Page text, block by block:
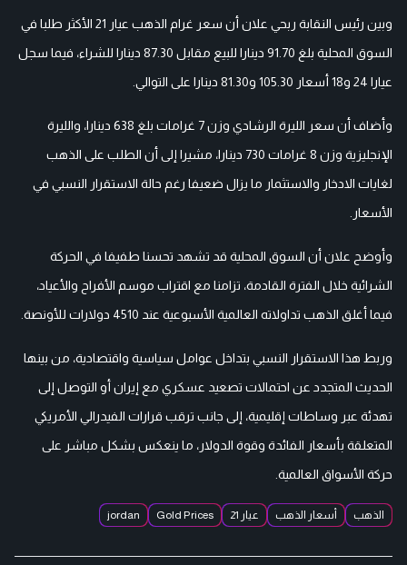
وبين رئيس النقابة ربحي علان أن سعر غرام الذهب عيار 21 الأكثر طلبا في
السوق المحلية بلغ 91.70 دينارا للبيع مقابل 87.30 دينارا للشراء، فيما سجل
عيارا 24 و18 أسعار 105.30 و81.30 دينارا على التوالي.
وأضاف أن سعر الليرة الرشادي وزن 7 غرامات بلغ 638 دينارا، والليرة
الإنجليزية وزن 8 غرامات 730 دينارا، مشيرا إلى أن الطلب على الذهب
لغايات الادخار والاستثمار ما يزال ضعيفا رغم حالة الاستقرار النسبي في
الأسعار.
وأوضح علان أن السوق المحلية قد تشهد تحسنا طفيفا في الحركة
الشرائية خلال الفترة القادمة، تزامنا مع اقتراب موسم الأفراح والأعياد،
فيما أغلق الذهب تداولاته العالمية الأسبوعية عند 4510 دولارات للأونصة.
وربط هذا الاستقرار النسبي بتداخل عوامل سياسية واقتصادية، من بينها
الحديث المتجدد عن احتمالات تصعيد عسكري مع إيران أو التوصل إلى
تهدئة عبر وساطات إقليمية، إلى جانب ترقب قرارات الفيدرالي الأمريكي
المتعلقة بأسعار الفائدة وقوة الدولار، ما ينعكس بشكل مباشر على
حركة الأسواق العالمية.
الذهب أسعار الذهب عيار 21 Gold Prices
jordan